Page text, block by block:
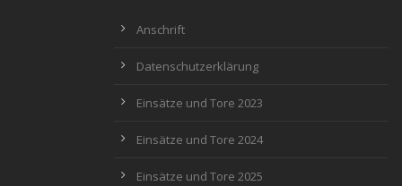
Anschrift
Datenschutzerklärung
Einsätze und Tore 2023
Einsätze und Tore 2024
Einsätze und Tore 2025